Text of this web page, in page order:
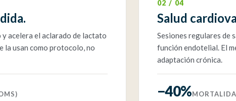
acelera el aclarado de lactato
la usan como protocolo, no
02 / 04
Salud
Sesiones regulares de
función endotelial. El
adaptación crónica.
−40%